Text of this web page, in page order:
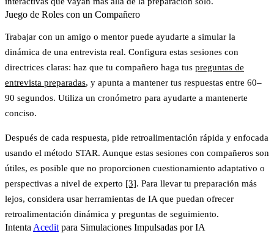
Juego de Roles con un Compañero
Trabajar con un amigo o mentor puede ayudarte a simular la
dinámica de una entrevista real. Configura estas sesiones con
directrices claras: haz que tu compañero haga tus preguntas de
entrevista preparadas, y apunta a mantener tus respuestas entre 60–
90 segundos. Utiliza un cronómetro para ayudarte a mantenerte
conciso.
Después de cada respuesta, pide retroalimentación rápida y enfocada
usando el método STAR. Aunque estas sesiones con compañeros son
útiles, es posible que no proporcionen cuestionamiento adaptativo o
perspectivas a nivel de experto [3]. Para llevar tu preparación más
lejos, considera usar herramientas de IA que puedan ofrecer
retroalimentación dinámica y preguntas de seguimiento.
Intenta Acedit para Simulaciones Impulsadas por IA